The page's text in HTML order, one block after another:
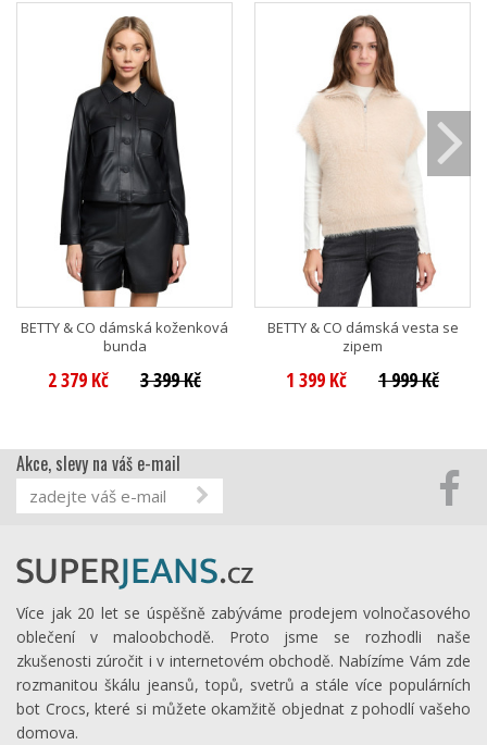
BETTY & CO dámská koženková
bunda
2 379 Kč 3 399 Kč
BETTY & CO dámská vesta se
zipem
1 399 Kč 1 999 Kč
Akce, slevy na váš e-mail
Více jak 20 let se úspěšně zabýváme prodejem volnočasového
oblečení v maloobchodě. Proto jsme se rozhodli naše
zkušenosti zúročit i v internetovém obchodě. Nabízíme Vám zde
rozmanitou škálu jeansů, topů, svetrů a stále více populárních
bot Crocs, které si můžete okamžitě objednat z pohodlí vašeho
domova.